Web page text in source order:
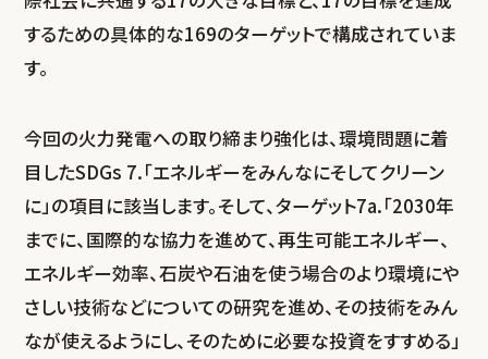
するための具体的な169のターゲットで構成されていま
す。
今回の火力発電への取り締まり強化は、環境問題に着
目したSDGs 7.「エネルギーをみんなにそしてクリーン
に」の項目に該当します。そして、ターゲット7a.「2030年
までに、国際的な協力を進めて、再生可能エネルギー、
エネルギー効率、石炭や石油を使う場合のより環境にや
さしい技術などについての研究を進め、その技術をみん
なが使えるようにし、そのために必要な投資をすすめる」